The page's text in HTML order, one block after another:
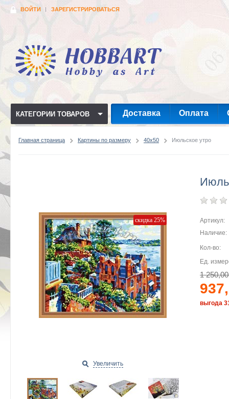
ВОЙТИ ЗАРЕГИСТРИРОВАТЬСЯ
КАТЕГОРИИ ТОВАРОВ Доставка Оплата
Главная страница Картины по размеру 40x50 Июльское утро
скидка 25%
Увеличить
Артикул:
Наличие:
Кол-во:
Ед.
1
выгода